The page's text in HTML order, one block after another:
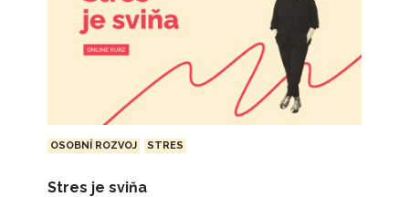
OSOBNÍ ROZVOJ STRES
Stres je sviňa